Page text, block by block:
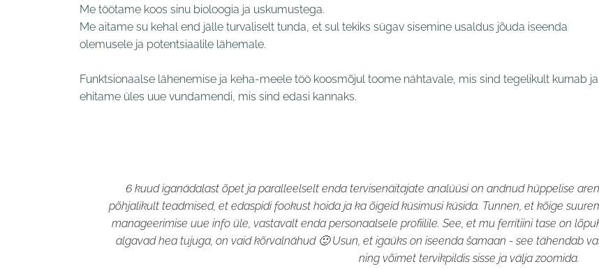
Me töötame koos sinu bioloogia ja uskumustega.
Me aitame su kehal end jälle turvaliselt tunda, et sul tekiks sügav sisemine usaldus jõuda iseenda
olemusele ja potentsiaalile lähemale.
Funktsionaalse lähenemise ja keha-meele töö koosmõjul toome nähtavale, mis sind tegelikult kurnab ja
ehitame üles uue vundamendi, mis sind edasi kannaks.
6 kuud iganädalast õpet ja paralleelselt enda tervisenäitajate analüüsi on andnud hüppelise
põhjalikult teadmised, et edaspidi fookust hoida ja ka õigeid küsimusi küsida. Tunnen, et kõige
manageerimise uue info üle, vastavalt enda personaalsele profiilile. See, et mu ferritiini tase on
algavad hea tujuga, on vaid kõrvalnähud 🙂 Usun, et igaüks on iseenda šamaan - see tähendab
ning võimet tervikpildis sisse ja välja zoomida.